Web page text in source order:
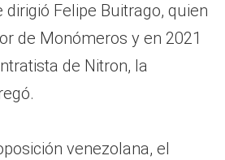
Felipe Buitrago, quien
de Monómeros y en 2021
de Nitron, la
venezolana, el